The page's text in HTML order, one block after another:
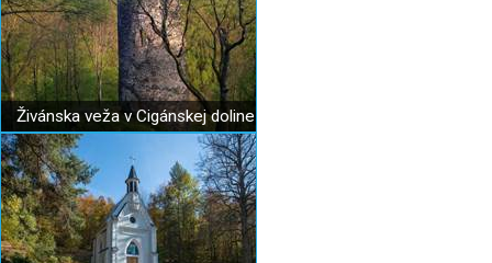
Živánska veža v Cigánskej doline